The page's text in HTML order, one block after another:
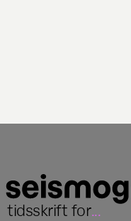
tidsskrift for...